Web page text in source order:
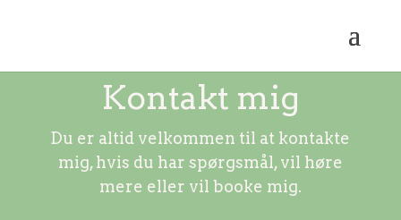
Kontakt mig
Du er altid velkommen til at kontakte
mig, hvis du har spørgsmål, vil høre
mere eller vil booke mig.